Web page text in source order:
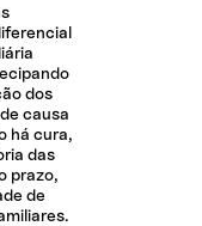
dos
causa
há cura,
das
prazo,
de